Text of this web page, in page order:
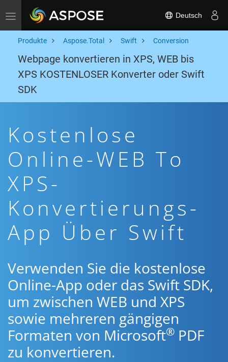
Toggle navigation Deutsch
Produkte Aspose.Total Swift Conversion
Webpage konvertieren in XPS, WEB bis
XPS KOSTENLOSER Konverter oder Swift
SDK
Kostenlose
Online-WEB To
XPS-
Konvertierungs-
App Über Swift
Verwenden Sie die kostenlose
Online-App oder das Swift SDK,
um zwischen WEB und XPS
sowie mehreren gängigen
Formaten von Microsoft® PDF
zu konvertieren.